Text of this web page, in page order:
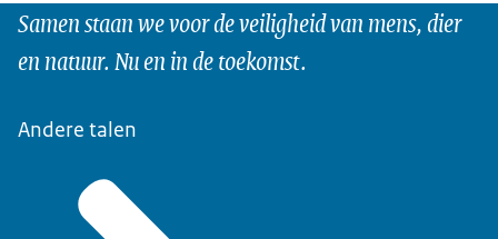
Samen staan we voor de veiligheid van mens, dier
en natuur. Nu en in de toekomst.
Andere talen